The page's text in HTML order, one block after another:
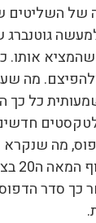
של
אותו.
מה
כל כך
לטקסטים
מה שנקרא
זה
כך סדר